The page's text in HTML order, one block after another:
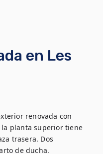
en Les
renovada con
la planta superior tiene
trasera. Dos
de ducha.